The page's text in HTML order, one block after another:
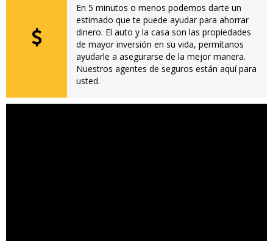
En 5 minutos o menos podemos darte un
estimado que te puede ayudar para ahorrar
dinero. El auto y la casa son las propiedades
de mayor inversión en su vida, permítanos
ayudarle a asegurarse de la mejor manera.
Nuestros agentes de seguros están aquí para
usted.